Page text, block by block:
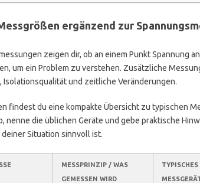
ergänzend zur
zeigen dir, ob an einem Punkt Spannung
um ein Problem zu verstehen. Zusätzliche
Isolationsqualität und zeitliche Veränderungen.
findest du eine kompakte Übersicht zu typischen
nenne die üblichen Geräte und gebe praktische
Situation sinnvoll ist.
MESSPRINZIP / WAS
GEMESSEN WIRD
TYPISCHES